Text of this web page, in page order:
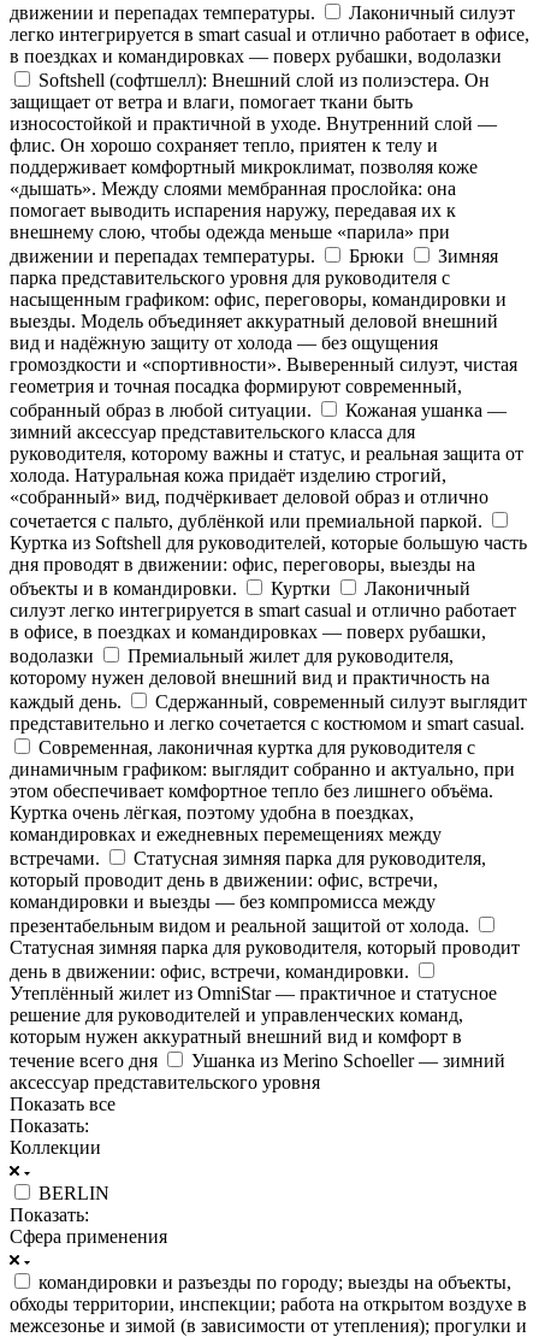
движении и перепадах температуры.
Лаконичный силуэт
легко интегрируется в smart casual и отлично работает в офисе,
в поездках и командировках — поверх рубашки, водолазки
Softshell (софтшелл): Внешний слой из полиэстера. Он
защищает от ветра и влаги, помогает ткани быть
износостойкой и практичной в уходе. Внутренний слой —
флис. Он хорошо сохраняет тепло, приятен к телу и
поддерживает комфортный микроклимат, позволяя коже
«дышать». Между слоями мембранная прослойка: она
помогает выводить испарения наружу, передавая их к
внешнему слою, чтобы одежда меньше «парила» при
движении и перепадах температуры.
Брюки
Зимняя
парка представительского уровня для руководителя с
насыщенным графиком: офис, переговоры, командировки и
выезды. Модель объединяет аккуратный деловой внешний
вид и надёжную защиту от холода — без ощущения
громоздкости и «спортивности». Выверенный силуэт, чистая
геометрия и точная посадка формируют современный,
собранный образ в любой ситуации.
Кожаная ушанка —
зимний аксессуар представительского класса для
руководителя, которому важны и статус, и реальная защита от
холода. Натуральная кожа придаёт изделию строгий,
«собранный» вид, подчёркивает деловой образ и отлично
сочетается с пальто, дублёнкой или премиальной паркой.
Куртка из Softshell для руководителей, которые большую часть
дня проводят в движении: офис, переговоры, выезды на
объекты и в командировки.
Куртки
Лаконичный
силуэт легко интегрируется в smart casual и отлично работает
в офисе, в поездках и командировках — поверх рубашки,
водолазки
Премиальный жилет для руководителя,
которому нужен деловой внешний вид и практичность на
каждый день.
Сдержанный, современный силуэт выглядит
представительно и легко сочетается с костюмом и smart casual.
Современная, лаконичная куртка для руководителя с
динамичным графиком: выглядит собранно и актуально, при
этом обеспечивает комфортное тепло без лишнего объёма.
Куртка очень лёгкая, поэтому удобна в поездках,
командировках и ежедневных перемещениях между
встречами.
Статусная зимняя парка для руководителя,
который проводит день в движении: офис, встречи,
командировки и выезды — без компромисса между
презентабельным видом и реальной защитой от холода.
Статусная зимняя парка для руководителя, который проводит
день в движении: офис, встречи, командировки.
Утеплённый жилет из OmniStar — практичное и статусное
решение для руководителей и управленческих команд,
которым нужен аккуратный внешний вид и комфорт в
течение всего дня
Ушанка из Merino Schoeller — зимний
аксессуар представительского уровня
Показать все
Показать:
Коллекции
BERLIN
Показать:
Сфера применения
командировки и разъезды по городу; выезды на объекты,
обходы территории, инспекции; работа на открытом воздухе в
межсезонье и зимой (в зависимости от утепления); прогулки и